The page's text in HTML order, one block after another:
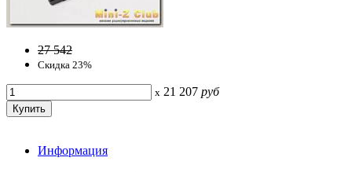
27 542
Скидка 23%
x 21 207 руб
Информация